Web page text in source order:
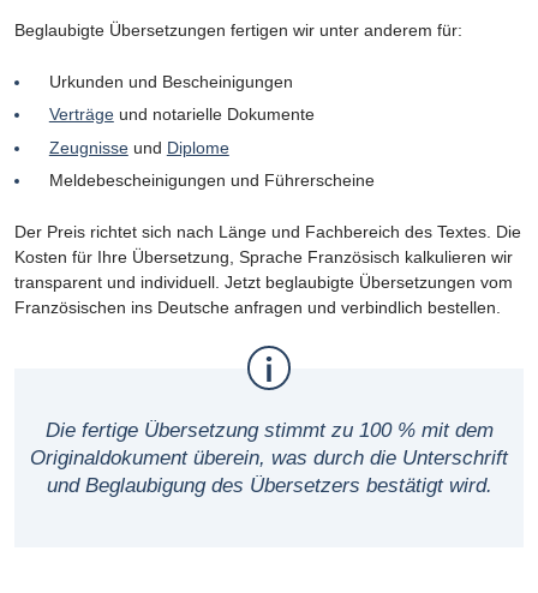
Beglaubigte Übersetzungen fertigen wir unter anderem für:
Urkunden und Bescheinigungen
Verträgeund notarielle Dokumente
Zeugnisseund Diplome
Meldebescheinigungen und Führerscheine
Der Preis richtet sich nach Länge und Fachbereich des Textes. Die
Kosten für Ihre Übersetzung, Sprache Französisch kalkulieren wir
transparent und individuell. Jetzt beglaubigte Übersetzungen vom
Französischen ins Deutsche anfragen und verbindlich bestellen.
Die fertige Übersetzung stimmt zu 100 % mit dem
Originaldokument überein, was durch die Unterschrift
und Beglaubigung des Übersetzers bestätigt wird.